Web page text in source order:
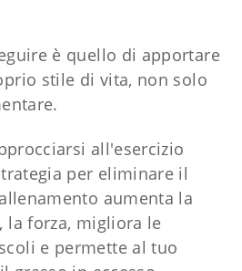
è quello di apportare
stile di vita, non solo
all'esercizio
per eliminare il
aumenta la
la forza, migliora le
e permette al tuo